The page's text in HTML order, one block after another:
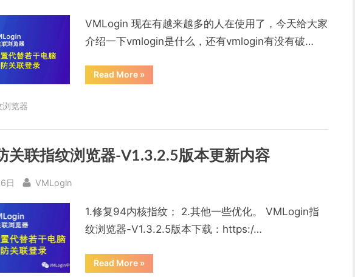
VMLogin 现在有越来越多的人在使用了，今天给大家
介绍一下vmlogin是什么，还有vmlogin有没有破…
Read More“vmlogin
是
版
没
有？”
»
览器
关联指纹浏览器-V1.3.2.5版本更新内容
日 By
VMLogin
1.修复94内核指纹； 2.其他一些优化。 VMLogin指
纹浏览器-V1.3.2.5版本下载：https:/…
Read More“VMLogin
防
»